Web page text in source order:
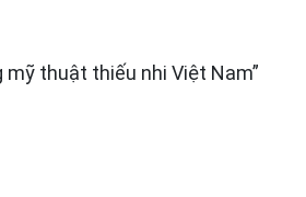
thuật thiếu nhi Việt Nam”